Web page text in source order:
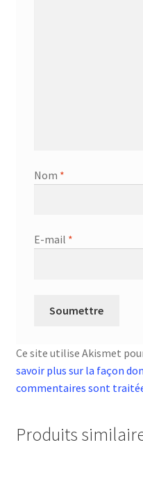
Nom *
E-mail *
Ce site utilise Akismet
savoir plus sur la façon
commentaires sont
Produits